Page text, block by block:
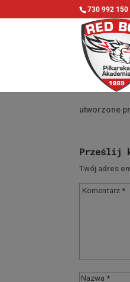
730 992 150
utworzone
Prześlij
Twój adres